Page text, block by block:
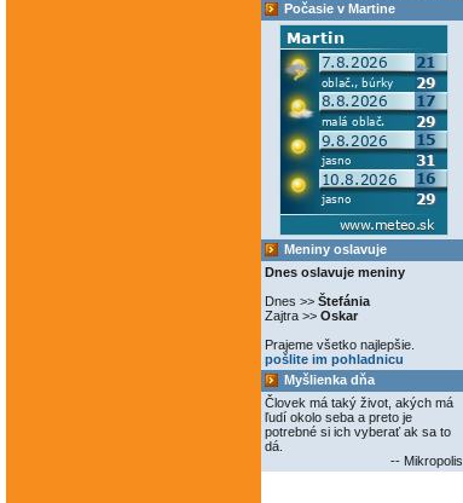
Počasie v Martine
Meniny oslavuje
Dnes oslavuje meniny
Dnes >> Štefánia
Zajtra >> Oskar
Prajeme všetko najlepšie.
pošlite im pohladnicu
Myšlienka dňa
Človek má taký život, akých má
ľudí okolo seba a preto je
potrebné si ich vyberať ak sa to
dá.
-- Mikropolis